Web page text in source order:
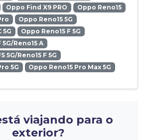
Oppo Find X9 PRO
Oppo Reno15
Oppo Reno15 5G
5G
Oppo Reno15 F 5G
Reno15 A
5G/Reno15 F 5G
5G
Oppo Reno15 Pro Max 5G
viajando para o
exterior?